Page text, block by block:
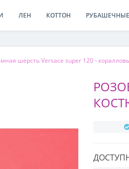
ЛЕН КОТТОН
шерсть Versace super 120 -